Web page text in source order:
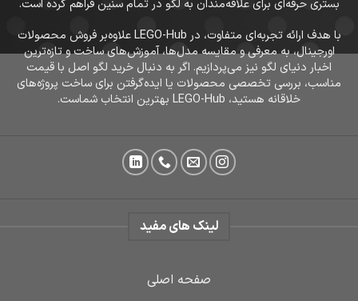
بستری حرفه‌ای برای علاقه‌مندان به لگو در تمام سنین فراهم کرده است.
با هدف ارائه تجربه‌ای متفاوت، در LEGO-Hub علاوه‌بر فروش محصولات
اورجینال، به معرفی و مقایسه مدل‌ها، آموزش‌های ساخت و تازه‌ترین
اخبار دنیای لگو نیز می‌پردازیم. اگر به دنبال خرید لگو اصل با قیمت
مناسب، بررسی تخصصی محصولات یا ایده‌گرفتن برای ساخت پروژه‌های
خلاقانه هستید، LEGO-Hub بهترین انتخاب شماست.
لینک های مفید
صفحه اصلی